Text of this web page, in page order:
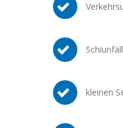
kleinen